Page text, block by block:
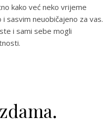
kako već neko vrijeme
sasvim neuobičajeno za vas.
i sami sebe mogli